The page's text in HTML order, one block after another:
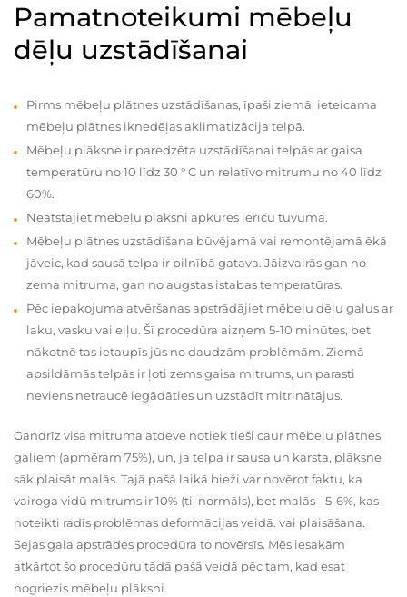
Pamatnoteikumi mēbeļu
dēļu uzstādīšanai
Pirms mēbeļu plātnes uzstādīšanas, īpaši ziemā, ieteicama
mēbeļu plātnes iknedēļas aklimatizācija telpā.
Mēbeļu plāksne ir paredzēta uzstādīšanai telpās ar gaisa
temperatūru no 10 līdz 30 ° C un relatīvo mitrumu no 40 līdz
60%.
Neatstājiet mēbeļu plāksni apkures ierīču tuvumā.
Mēbeļu plātnes uzstādīšana būvējamā vai remontējamā ēkā
jāveic, kad sausā telpa ir pilnībā gatava. Jāizvairās gan no
zema mitruma, gan no augstas istabas temperatūras.
Pēc iepakojuma atvēršanas apstrādājiet mēbeļu dēļu galus ar
laku, vasku vai eļļu. Šī procedūra aizņem 5-10 minūtes, bet
nākotnē tas ietaupīs jūs no daudzām problēmām. Ziemā
apsildāmās telpās ir ļoti zems gaisa mitrums, un parasti
neviens netraucē iegādāties un uzstādīt mitrinātājus.
Gandrīz visa mitruma atdeve notiek tieši caur mēbeļu plātnes
galiem (apmēram 75%), un, ja telpa ir sausa un karsta, plāksne
sāk plaisāt malās. Tajā pašā laikā bieži var novērot faktu, ka
vairoga vidū mitrums ir 10% (ti, normāls), bet malās - 5-6%, kas
noteikti radīs problēmas deformācijas veidā. vai plaisāšana.
Sejas gala apstrādes procedūra to novērsīs. Mēs iesakām
atkārtot šo procedūru tādā pašā veidā pēc tam, kad esat
nogriezis mēbeļu plāksni.